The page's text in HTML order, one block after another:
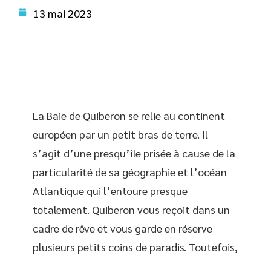
13 mai 2023
La Baie de Quiberon se relie au continent
européen par un petit bras de terre. Il
s’agit d’une presqu’île prisée à cause de la
particularité de sa géographie et l’océan
Atlantique qui l’entoure presque
totalement. Quiberon vous reçoit dans un
cadre de rêve et vous garde en réserve
plusieurs petits coins de paradis. Toutefois,